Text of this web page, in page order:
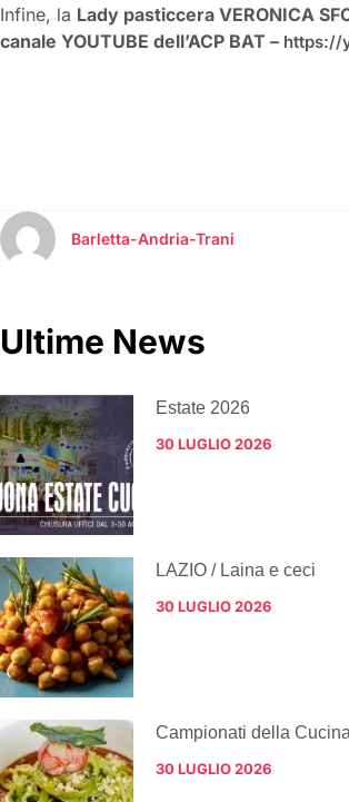
Infine, la Lady pasticcera VERONICA
canale YOUTUBE dell’ACP BAT – https://
Barletta-Andria-Trani
Ultime News
Estate 2026
30 LUGLIO 2026
LAZIO / Laina e ceci
30 LUGLIO 2026
Campionati della
30 LUGLIO 2026